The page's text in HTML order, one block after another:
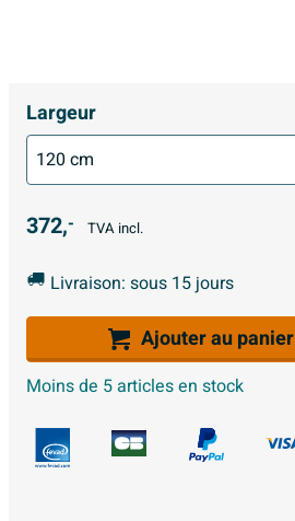
Largeur
372,- TVA incl.
Livraison: sous 15 jours
Ajouter au panier
Moins de 5 articles en stock